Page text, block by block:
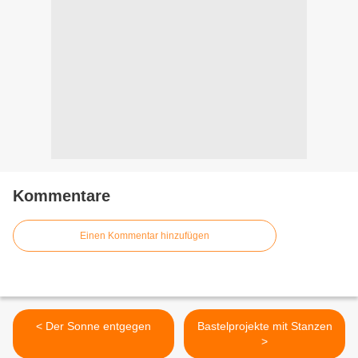
Kommentare
Einen Kommentar hinzufügen
< Der Sonne entgegen
Bastelprojekte mit Stanzen
>